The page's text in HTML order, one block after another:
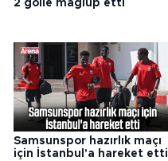
2 golle mağlup etti
Samsunspor hazırlık maçı
için İstanbul'a hareket etti